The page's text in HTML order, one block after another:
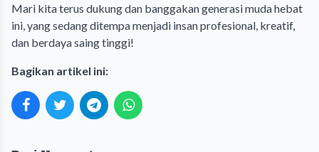
Mari kita terus dukung dan banggakan generasi muda hebat
ini, yang sedang ditempa menjadi insan profesional, kreatif,
dan berdaya saing tinggi!
Bagikan artikel ini: